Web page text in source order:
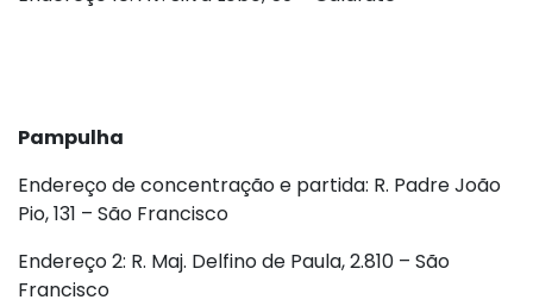
Pampulha
Endereço de concentração e partida: R. Padre João
Pio, 131 – São Francisco
Endereço 2: R. Maj. Delfino de Paula, 2.810 – São
Francisco